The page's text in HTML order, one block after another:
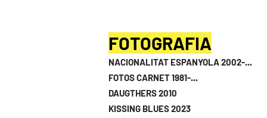
FOTOGRAFIA
NACIONALITAT ESPANYOLA 2002-...
FOTOS CARNET 1981-...
DAUGTHERS 2010
KISSING BLUES 2023